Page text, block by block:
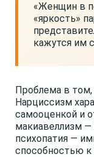
«Женщин в
«яркость»
кажутся им
Проблема в том,
Нарциссизм
самооценкой и
макиавеллизм
психопатия —
способностью к